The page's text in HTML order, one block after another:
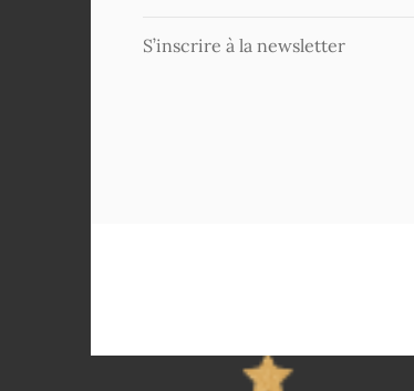
S’inscrire à la newsletter